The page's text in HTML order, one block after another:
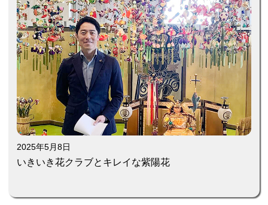
2025年5月8日
いきいき花クラブとキレイな紫陽花